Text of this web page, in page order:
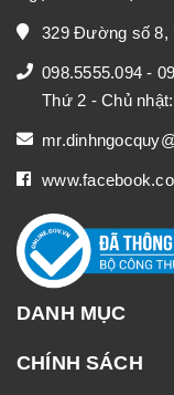
329 Đường số 8,
098.5555.094 -
Thứ 2 - Chủ
DANH MỤC
CHÍNH SÁCH